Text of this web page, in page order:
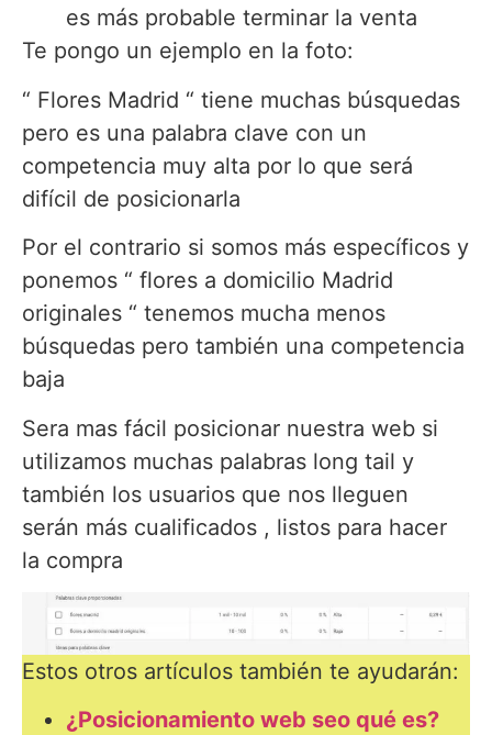
es más probable terminar la venta
Te pongo un ejemplo en la foto:
“ Flores Madrid “ tiene muchas búsquedas
pero es una palabra clave con un
competencia muy alta por lo que será
difícil de posicionarla
Por el contrario si somos más específicos y
ponemos “ flores a domicilio Madrid
originales “ tenemos mucha menos
búsquedas pero también una competencia
baja
Sera mas fácil posicionar nuestra web si
utilizamos muchas palabras long tail y
también los usuarios que nos lleguen
serán más cualificados , listos para hacer
la compra
Estos otros artículos también te ayudarán:
¿Posicionamiento web seo qué es?